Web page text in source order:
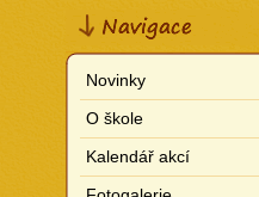
Navigace
Novinky
O škole
Kalendář akcí